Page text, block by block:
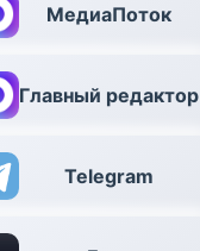
МедиаПоток
Главный редактор
Telegram